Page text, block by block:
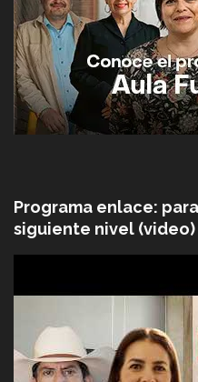
Programa enlace:
siguiente nivel (video)